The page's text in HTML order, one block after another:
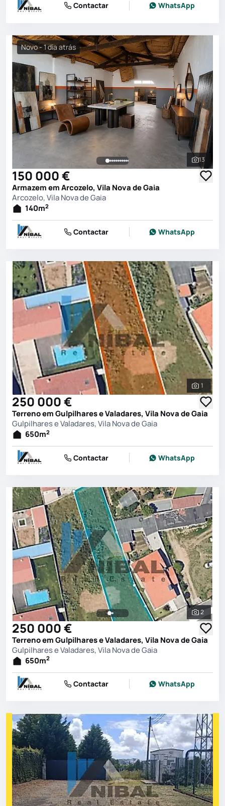
Contactar WhatsApp
Ver
13
Novo - 1 dia atrás
150 000 €
Armazem em Arcozelo, Vila Nova de Gaia
Arcozelo, Vila Nova de Gaia
140m2
Contactar WhatsApp
Ver
1
250 000 €
Terreno em Gulpilhares e Valadares, Vila Nova de Gaia
Gulpilhares e Valadares, Vila Nova de Gaia
650m2
Contactar WhatsApp
Ver
2
250 000 €
Terreno em Gulpilhares e Valadares, Vila Nova de Gaia
Gulpilhares e Valadares, Vila Nova de Gaia
650m2
Contactar WhatsApp